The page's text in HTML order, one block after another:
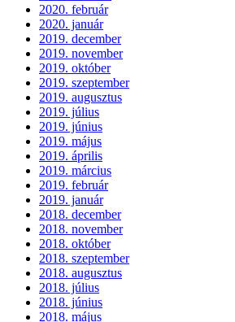
2020. február
2020. január
2019. december
2019. november
2019. október
2019. szeptember
2019. augusztus
2019. július
2019. június
2019. május
2019. április
2019. március
2019. február
2019. január
2018. december
2018. november
2018. október
2018. szeptember
2018. augusztus
2018. július
2018. június
2018. május